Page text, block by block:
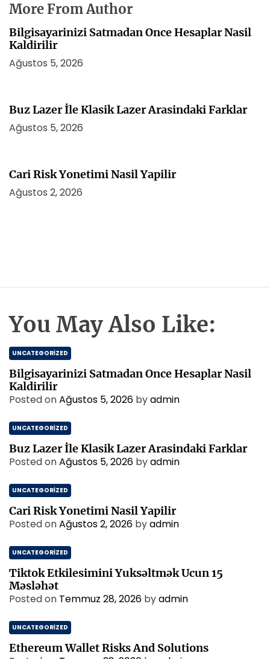
More From Author
Bilgisayarinizi Satmadan Once Hesaplar Nasil
Kaldirilir
Ağustos 5, 2026
Buz Lazer İle Klasik Lazer Arasindaki Farklar
Ağustos 5, 2026
Cari Risk Yonetimi Nasil Yapilir
Ağustos 2, 2026
You May Also Like:
UNCATEGORIZED
Bilgisayarinizi Satmadan Once Hesaplar Nasil
Kaldirilir
Posted onAğustos 5, 2026 byadmin
UNCATEGORIZED
Buz Lazer İle Klasik Lazer Arasindaki Farklar
Posted onAğustos 5, 2026 byadmin
UNCATEGORIZED
Cari Risk Yonetimi Nasil Yapilir
Posted onAğustos 2, 2026 byadmin
UNCATEGORIZED
Tiktok Etkilesimini Yuksəltmək Ucun 15
Məsləhət
Posted on Temmuz 28, 2026 byadmin
UNCATEGORIZED
Ethereum Wallet Risks And Solutions